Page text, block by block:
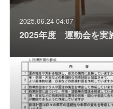
2025.06.24 04:07
2025年度 運動会を実